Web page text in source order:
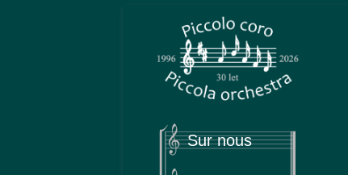
Piccola
Piccolo coro & Piccola orchestra
Sur nous